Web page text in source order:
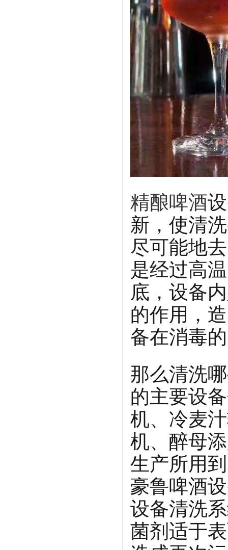
精酿啤酒
新，使清
尽可能地
是经过高
底，设备
的作用，
备在消毒
那么清洗
的主要设
机、冷麦
机、醉母
生产所用
豪鲁啤酒
设备清洗
菌剂适于